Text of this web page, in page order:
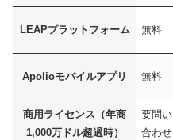
LEAPプラットフォーム 無料
Apolioモバイルアプリ 無料
商用ライセンス（年商
1,000万ドル超過時）
要問い
合わせ